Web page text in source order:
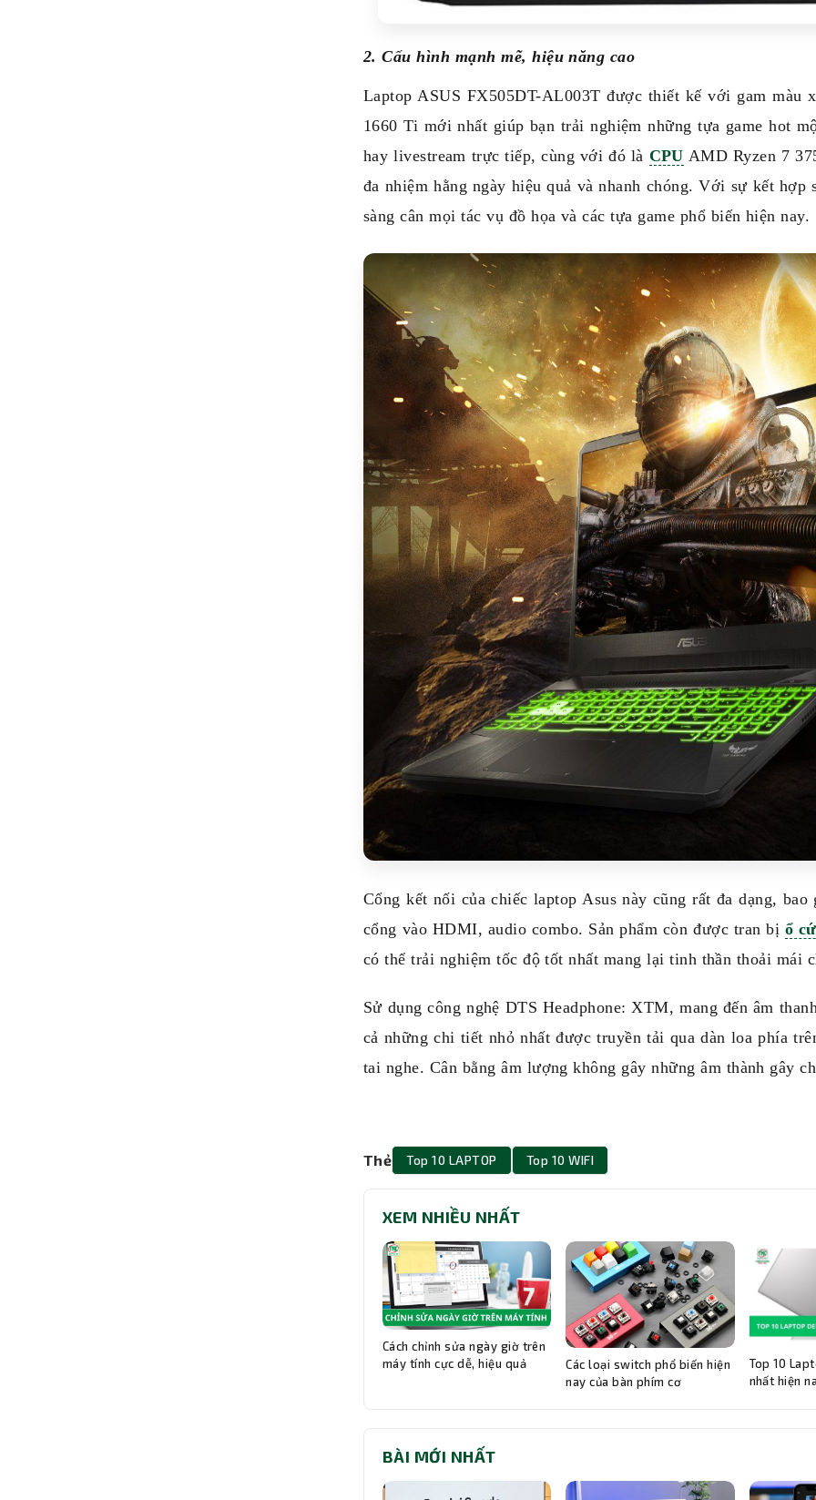
2. Cấu hình mạnh mẽ, hiệu năng cao
Laptop ASUS FX505DT-AL003T được thiết kế với gam màu
1660 Ti mới nhất giúp bạn trải nghiệm những tựa game hot
hay livestream trực tiếp, cùng với đó là CPU AMD Ryzen 7
đa nhiệm hằng ngày hiệu quả và nhanh chóng. Với sự kết
sàng cân mọi tác vụ đồ họa và các tựa game phổ biến hiện nay.
Cổng kết nối của chiếc laptop Asus này cũng rất đa dạng,
cổng vào HDMI, audio combo. Sản phẩm còn được tran bị ổ
có thể trải nghiệm tốc độ tốt nhất mang lại tinh thần thoải mái
Sử dụng công nghệ DTS Headphone: XTM, mang đến âm
cả những chi tiết nhỏ nhất được truyền tải qua dàn loa phía
tai nghe. Cân bằng âm lượng không gây những âm thành gây
Thẻ Top 10 LAPTOP Top 10 WIFI
XEM NHIỀU NHẤT
Cách chỉnh sửa ngày giờ trên
máy tính cực dễ, hiệu quả
Các loại switch phổ biến hiện
nay của bàn phím cơ
Top 10
nhất hiện
BÀI MỚI NHẤT